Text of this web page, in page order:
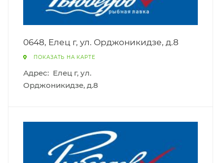
0648, Елец г, ул. Орджоникидзе, д.8
ПОКАЗАТЬ НА КАРТЕ
Адрес: Елец г, ул.
Орджоникидзе, д.8